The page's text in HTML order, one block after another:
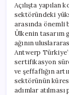
Açılışta yapılan
sektöründeki
arasında önemli
Ülkenin tasarım
ağının
Antwerp
sertifikasyon
ve şeffaflığın
sektörünün
adımlar atılması